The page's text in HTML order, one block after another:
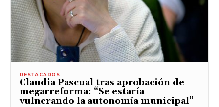
DESTACADOS
Claudia Pascual tras aprobación de
megarreforma: “Se estaría
vulnerando la autonomía municipal”